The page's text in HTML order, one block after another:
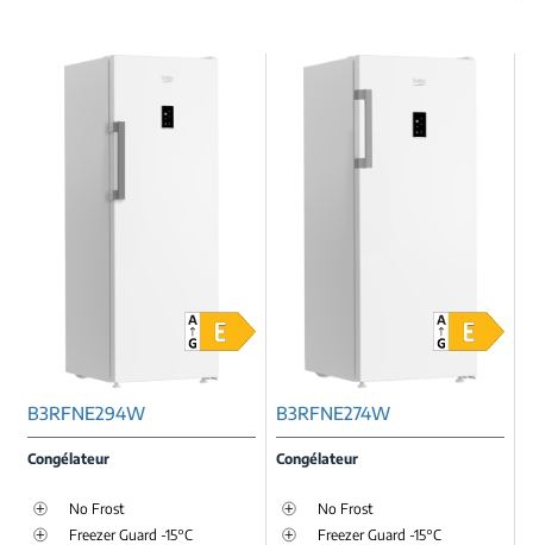
B3RFNE294W
Congélateur
No Frost
Freezer Guard -15°C
B3RFNE274W
Congélateur
No Frost
Freezer Guard -15°C